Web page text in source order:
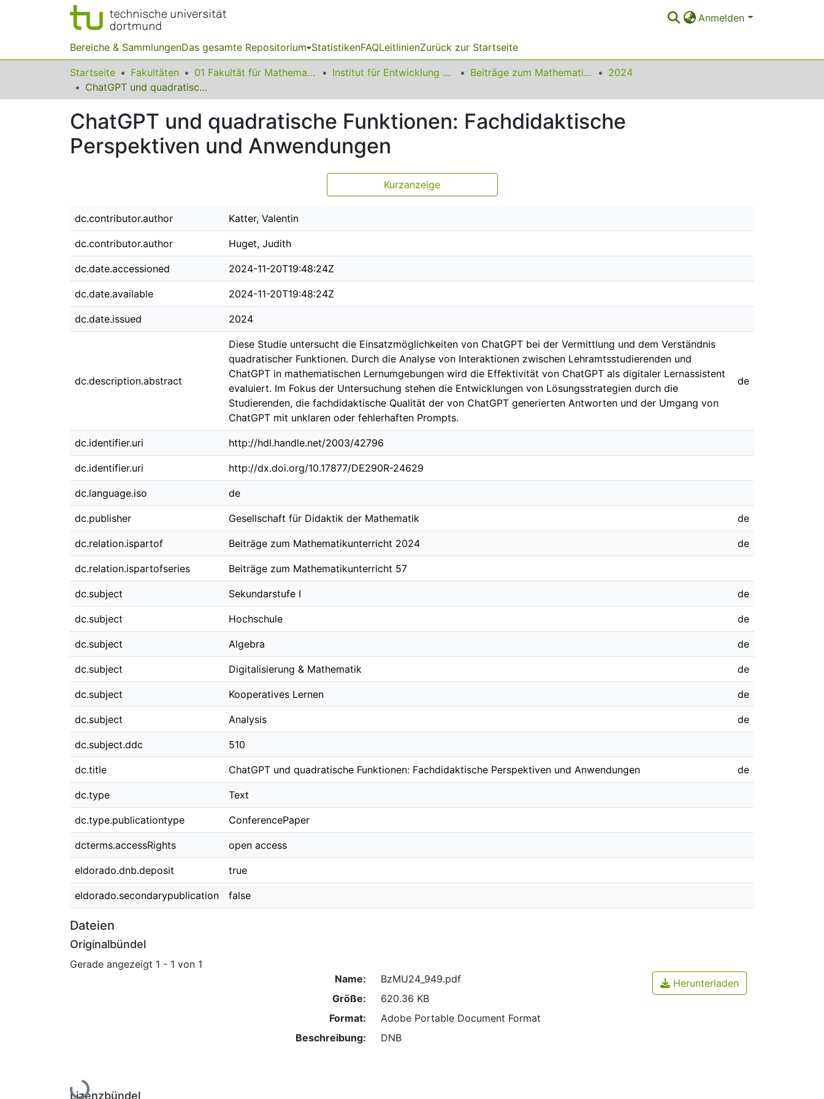
Anmelden
Bereiche & SammlungenDas gesamte Repositorium StatistikenFAQLeitlinienZurück zur Startseite
Startseite Fakultäten 01 Fakultät für Mathematik Institut für Entwicklung und Erforschung des Mathematikunterrichts Beiträge zum Mathematikunterricht
2024
ChatGPT und quadratische Funktionen: Fachdidaktische Perspektiven und Anwendungen
ChatGPT und quadratische Funktionen: Fachdidaktische
Perspektiven und Anwendungen
Kurzanzeige
dc.contributor.author Katter, Valentin
dc.contributor.author Huget, Judith
dc.date.accessioned 2024-11-20T19:48:24Z
dc.date.available 2024-11-20T19:48:24Z
dc.date.issued 2024
dc.description.abstract
Diese Studie untersucht die Einsatzmöglichkeiten von ChatGPT bei der Vermittlung und dem Verständnis
quadratischer Funktionen. Durch die Analyse von Interaktionen zwischen Lehramtsstudierenden und
ChatGPT in mathematischen Lernumgebungen wird die Effektivität von ChatGPT als digitaler Lernassistent
evaluiert. Im Fokus der Untersuchung stehen die Entwicklungen von Lösungsstrategien durch die
Studierenden, die fachdidaktische Qualität der von ChatGPT generierten Antworten und der Umgang von
ChatGPT mit unklaren oder fehlerhaften Prompts.
de
dc.identifier.uri http://hdl.handle.net/2003/42796
dc.identifier.uri http://dx.doi.org/10.17877/DE290R-24629
dc.language.iso de
dc.publisher Gesellschaft für Didaktik der Mathematik de
dc.relation.ispartof Beiträge zum Mathematikunterricht 2024 de
dc.relation.ispartofseries Beiträge zum Mathematikunterricht 57
dc.subject Sekundarstufe I de
dc.subject Hochschule de
dc.subject Algebra de
dc.subject Digitalisierung & Mathematik de
dc.subject Kooperatives Lernen de
dc.subject Analysis de
dc.subject.ddc 510
dc.title ChatGPT und quadratische Funktionen: Fachdidaktische Perspektiven und Anwendungen de
dc.type Text
dc.type.publicationtype ConferencePaper
dcterms.accessRights open access
eldorado.dnb.deposit true
eldorado.secondarypublication false
Dateien
Originalbündel
Gerade angezeigt 1 - 1 von 1
Name:
BzMU24_949.pdf
Größe:
620.36 KB
Format:
Adobe Portable Document Format
Beschreibung:
DNB
Herunterladen
Lizenzbündel